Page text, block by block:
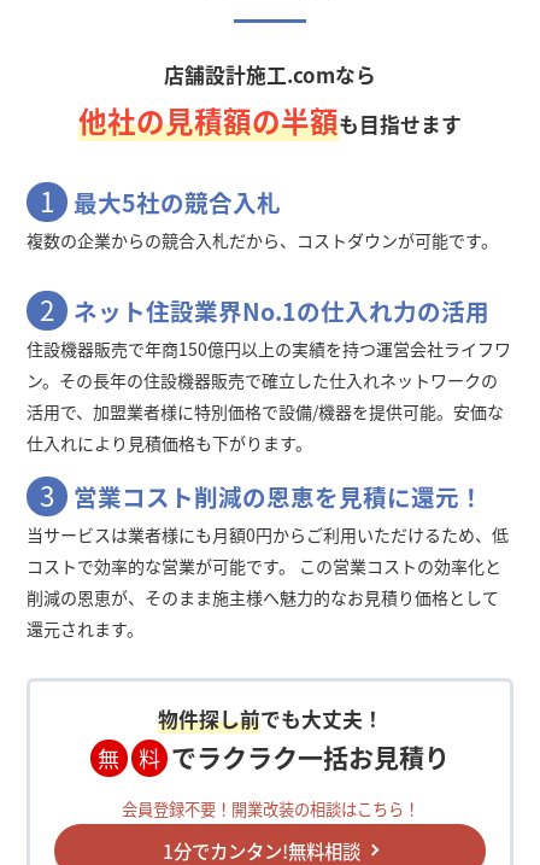
店舗設計施工.comなら
他社の見積額の半額も目指せます
1 最大5社の競合入札
複数の企業からの競合入札だから、コストダウンが可能です。
2 ネット住設業界No.1の仕入れ力の活用
住設機器販売で年商150億円以上の実績を持つ運営会社ライフワ
ン。その長年の住設機器販売で確立した仕入れネットワークの
活用で、加盟業者様に特別価格で設備/機器を提供可能。安価な
仕入れにより見積価格も下がります。
3 営業コスト削減の恩恵を見積に還元！
当サービスは業者様にも月額0円からご利用いただけるため、低
コストで効率的な営業が可能です。 この営業コストの効率化と
削減の恩恵が、そのまま施主様へ魅力的なお見積り価格として
還元されます。
物件探し前でも大丈夫！
無 料 でラクラク一括お見積り
会員登録不要！開業改装の相談はこちら！
1分でカンタン!無料相談